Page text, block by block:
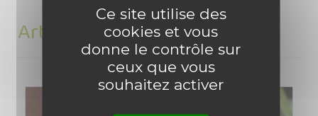
Articles du blog en relation
Ce site utilise des
cookies et vous
donne le contrôle sur
ceux que vous
souhaitez activer